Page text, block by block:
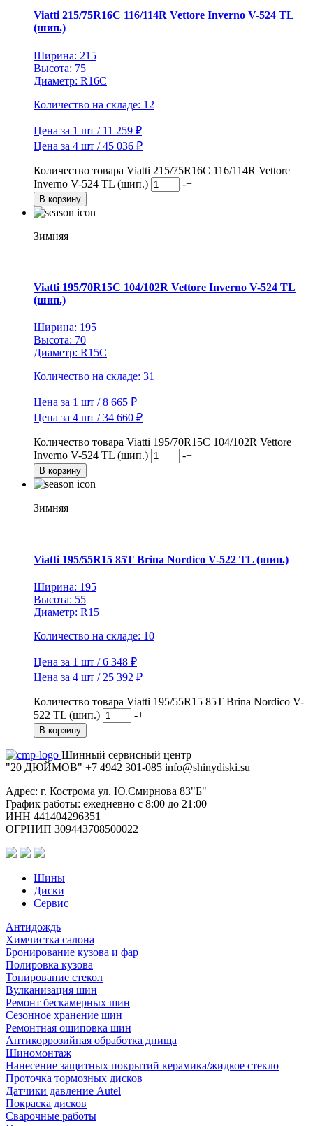
Viatti 215/75R16C 116/114R Vettore Inverno V-524 TL
(шип.)
Ширина: 215
Высота: 75
Диаметр: R16C
Количество на складе: 12
Цена за 1 шт / 11 259 ₽
Цена за 4 шт / 45 036 ₽
Количество товара Viatti 215/75R16C 116/114R Vettore
Inverno V-524 TL (шип.)
-+
В корзину
Зимняя
Viatti 195/70R15C 104/102R Vettore Inverno V-524 TL
(шип.)
Ширина: 195
Высота: 70
Диаметр: R15C
Количество на складе: 31
Цена за 1 шт / 8 665 ₽
Цена за 4 шт / 34 660 ₽
Количество товара Viatti 195/70R15C 104/102R Vettore
Inverno V-524 TL (шип.)
-+
В корзину
Зимняя
Viatti 195/55R15 85T Brina Nordico V-522 TL (шип.)
Ширина: 195
Высота: 55
Диаметр: R15
Количество на складе: 10
Цена за 1 шт / 6 348 ₽
Цена за 4 шт / 25 392 ₽
Количество товара Viatti 195/55R15 85T Brina Nordico V-
522 TL (шип.)
-+
В корзину
Шинный сервисный центр
"20 ДЮЙМОВ" +7 4942 301-085 info@shinydiski.su
Адрес: г. Кострома ул. Ю.Смирнова 83"Б"
График работы: ежедневно с 8:00 до 21:00
ИНН 441404296351
ОГРНИП 309443708500022
Шины
Диски
Сервис
Антидождь
Химчистка салона
Бронирование кузова и фар
Полировка кузова
Тонирование стекол
Вулканизация шин
Ремонт бескамерных шин
Сезонное хранение шин
Ремонтная ошиповка шин
Антикоррозийная обработка днища
Шиномонтаж
Нанесение защитных покрытий керамика/жидкое стекло
Проточка тормозных дисков
Датчики давление Autel
Покраска дисков
Сварочные работы